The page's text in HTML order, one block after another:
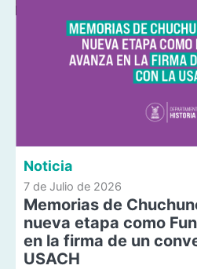
Noticia
7 de Julio de 2026
Memorias de
nueva etapa como
en la firma de un
USACH